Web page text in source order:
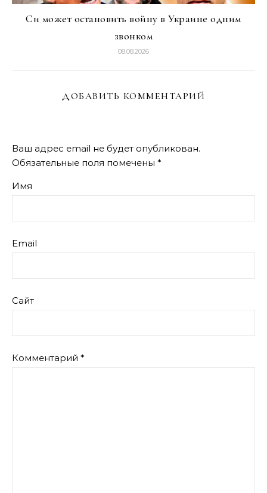
Си может остановить войну в Украине одним
звонком
08.08.2026
ДОБАВИТЬ КОММЕНТАРИЙ
Ваш адрес email не будет опубликован.
Обязательные поля помечены *
Имя
Email
Сайт
Комментарий *